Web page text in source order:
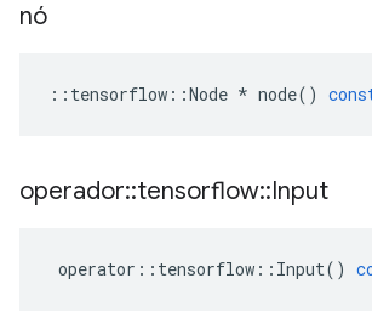
nó
:: tensorflow ::Node * node()
operador::tensorflow::Input
operator :: tensorflow :: Input()